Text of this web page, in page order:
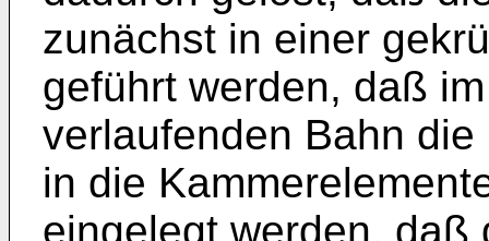
zunächst in einer
geführt werden, daß
verlaufenden Bahn
in die
eingelegt werden, daß